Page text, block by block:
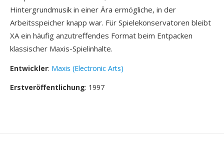
Hintergrundmusik in einer Ära ermögliche, in der
Arbeitsspeicher knapp war. Für Spielekonservatoren bleibt
XA ein häufig anzutreffendes Format beim Entpacken
klassischer Maxis-Spielinhalte.
Entwickler: Maxis (Electronic Arts)
Erstveröffentlichung: 1997